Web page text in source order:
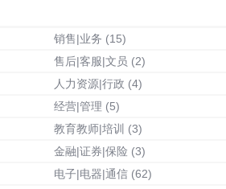
销售|业务 (15)
售后|客服|文员 (2)
人力资源|行政 (4)
经营|管理 (5)
教育教师|培训 (3)
金融|证券|保险 (3)
电子|电器|通信 (62)